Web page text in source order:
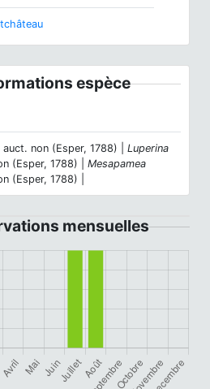
espèce
auct. non (Esper, 1788) | Luperina
(Esper, 1788) | Mesapamea
(Esper, 1788) |
mensuelles